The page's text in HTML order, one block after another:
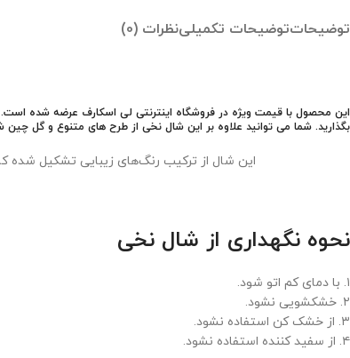
توضیحاتتوضیحات تکمیلینظرات (0)
این محصول با قیمت ویژه در فروشگاه اینترنتی لی اسکارف عرضه شده
بگذارید. شما می توانید علاوه بر این شال نخی از طرح های متنوع و گل
این شال از ترکیب رنگ‌های زیبایی تشکیل شده
نحوه نگهداری از شال نخی
۱. با دمای کم اتو شود.
۲. خشکشویی نشود.
۳. از خشک کن استفاده نشود.
۴. از سفید کننده استفاده نشود.